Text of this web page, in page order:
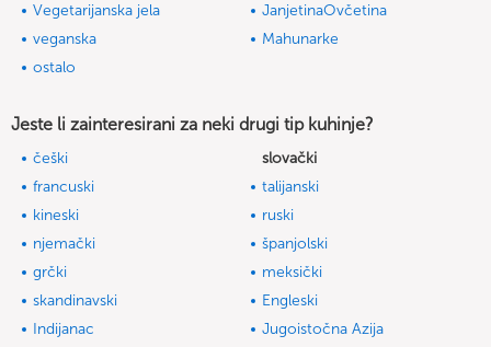
Vegetarijanska jela
JanjetinaOvčetina
veganska
Mahunarke
ostalo
Jeste li zainteresirani za neki drugi tip kuhinje?
češki
slovački
francuski
talijanski
kineski
ruski
njemački
španjolski
grčki
meksički
skandinavski
Engleski
Indijanac
Jugoistočna Azija